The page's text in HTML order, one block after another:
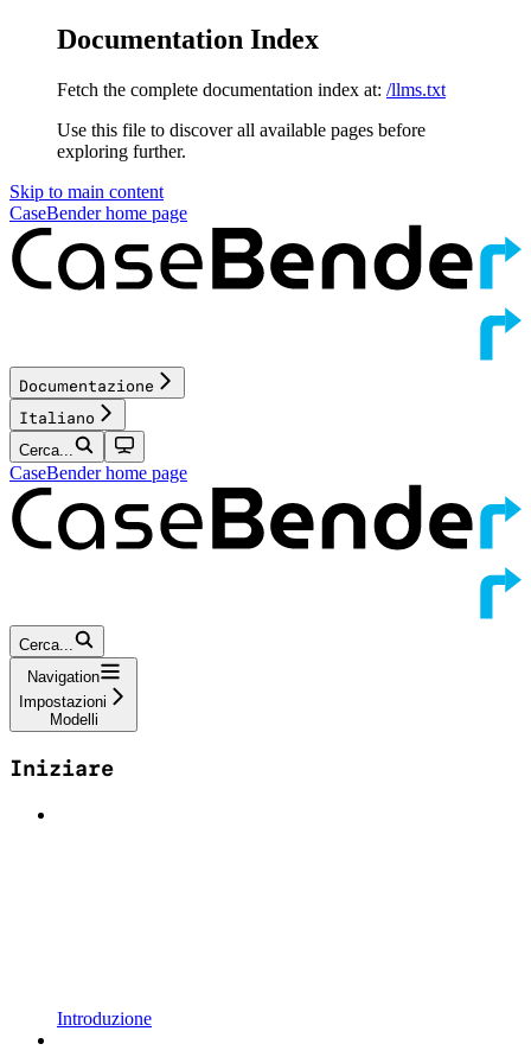
Documentation Index
Fetch the complete documentation index at: /llms.txt
Use this file to discover all available pages before
exploring further.
Skip to main content
CaseBenderhome page
Documentazione
Italiano
Cerca...
CaseBenderhome page
Cerca...
Navigation
Impostazioni
Modelli
Iniziare
Introduzione